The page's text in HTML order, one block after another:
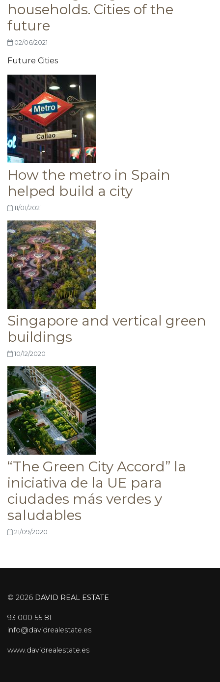
households. Cities of the
future
02/06/2021
Future Cities
How the metro in Spain
helped build a city
11/01/2021
Singapore and vertical green
buildings
10/12/2020
“The Green City Accord” la
iniciativa de la UE para
ciudades más verdes y
saludables
21/09/2020
© 2026 DAVID REAL ESTATE
93 000 55 81
info@davidrealestate.es
www.davidrealestate.es